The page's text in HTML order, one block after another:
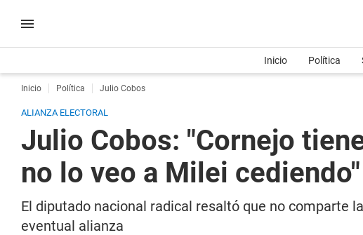
Inicio Política
Inicio Política Julio Cobos
ALIANZA ELECTORAL
Julio Cobos: "Cornejo
no lo veo a Milei cediendo"
El diputado nacional radical resaltó que no comparte
eventual alianza